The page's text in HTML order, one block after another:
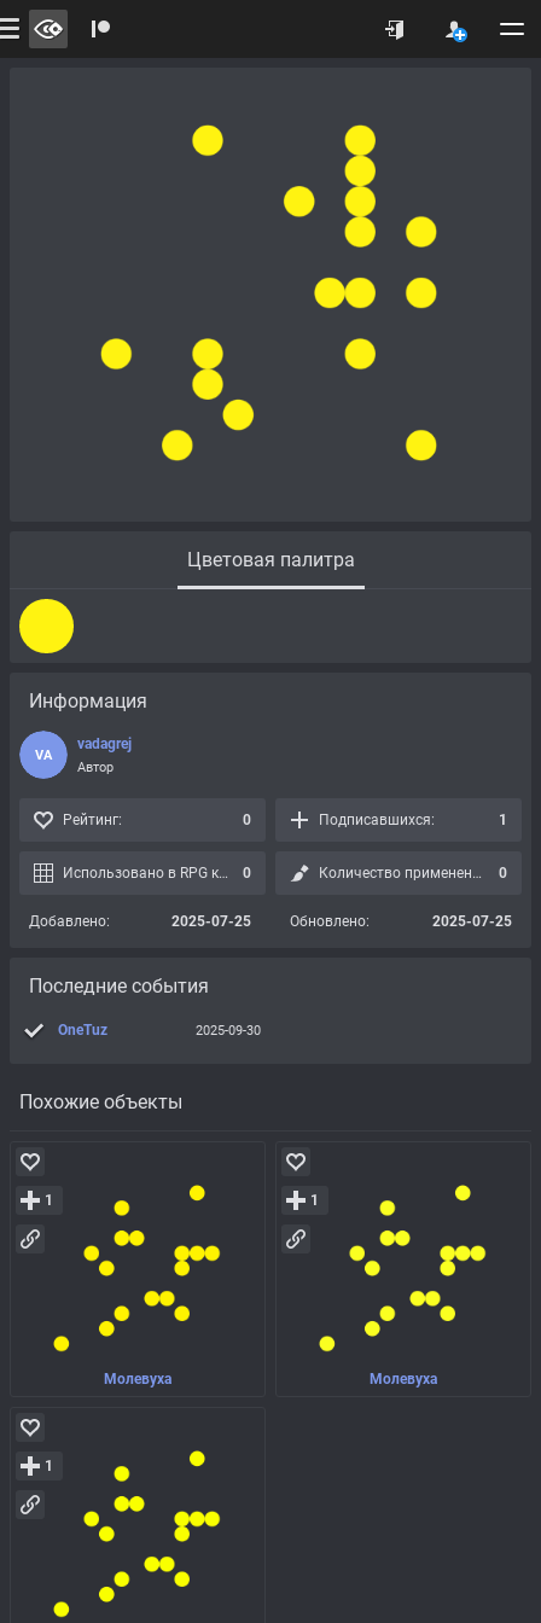
Цветовая палитра
Похожие объекты
Молевуха
1
Молевуха
1
1
Информация
VA
vadagrej
Автор
Рейтинг: 0 Подписавшихся: 1
Использовано в RPG картах: 0 Количество применений: 0
Добавлено: 2025-07-25 Обновлено: 2025-07-25
Последние события
OneTuz 2025-09-30